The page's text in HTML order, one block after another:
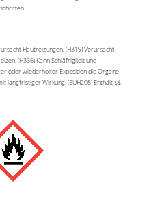
Hautreizungen. (H319) Verursacht
(H336) Kann Schläfrigkeit und
oder wiederholter Exposition die Organe
langfristiger Wirkung. (EUH208) Enthält $$.